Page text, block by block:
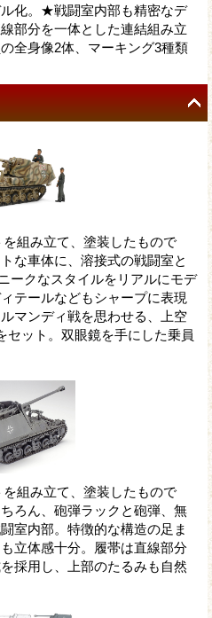
化。★戦闘室内部も精密なデ
部分を一体とした連結組み立
全身像2体、マーキング3種類
組み立て、塗装したもので
な車体に、溶接式の戦闘室と
ークなスタイルをリアルにモデ
テールなどもシャープに表現
マンディ戦を思わせる、上空
セット。双眼鏡を手にした乗員
組み立て、塗装したもので
ろん、砲弾ラックと砲弾、無
室内部。特徴的な構造の足ま
立体感十分。履帯は直線部分
採用し、上部のたるみも自然